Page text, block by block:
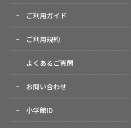
ご利用ガイド
ご利用規約
よくあるご質問
お問い合わせ
小学館ID